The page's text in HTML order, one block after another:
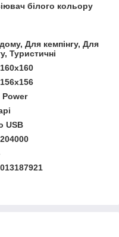
білого кольору
Для кемпінгу, Для
Туристичні
Power
USB